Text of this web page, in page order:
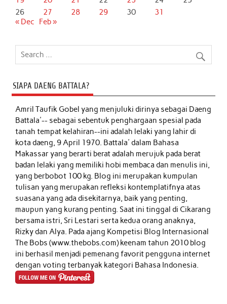
26
27 28 29 30
31
« Dec
Feb »
SIAPA DAENG BATTALA?
Amril Taufik Gobelyang menjuluki dirinya sebagai Daeng
Battala'-- sebagai sebentuk penghargaan spesial pada
tanah tempat kelahiran--ini adalah lelaki yang lahir di
kota daeng, 9 April 1970. Battala' dalam Bahasa
Makassar yang berarti berat adalah merujuk pada berat
badan lelaki yang memiliki hobi membaca dan menulis ini,
yang berbobot 100 kg. Blog ini merupakan kumpulan
tulisan yang merupakan refleksi kontemplatifnya atas
suasana yang ada disekitarnya, baik yang penting,
maupun yang kurang penting. Saat ini tinggal di Cikarang
bersama istri, Sri Lestari serta kedua orang anaknya,
Rizky dan Alya. Pada ajang Kompetisi Blog Internasional
The Bobs (www.thebobs.com) keenam tahun 2010 blog
ini berhasil menjadi pemenang favorit pengguna internet
dengan voting terbanyak kategori Bahasa Indonesia.